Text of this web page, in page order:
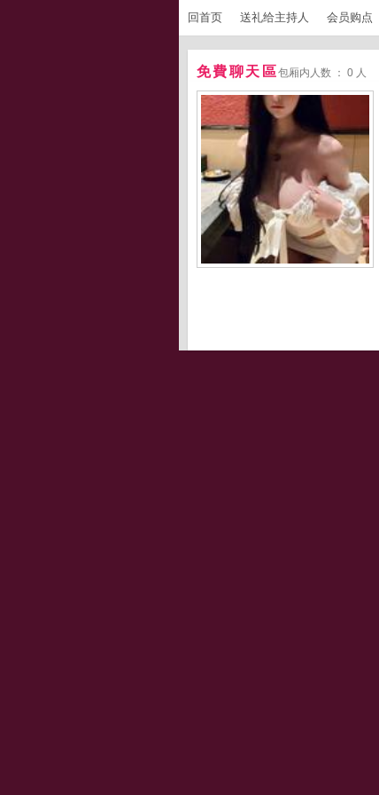
回首页 送礼给主持人 会员购点
免費聊天區包厢内人数 ： 0 人